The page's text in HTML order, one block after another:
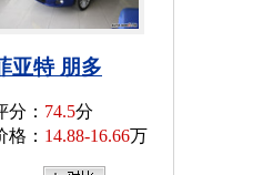
亚特 朋多
分： 74.5分
格： 14.88-16.66万